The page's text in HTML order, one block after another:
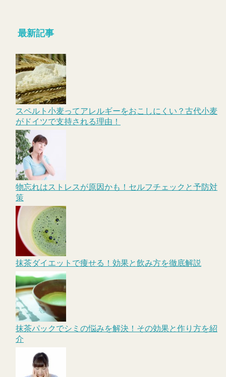
最新記事
スペルト小麦ってアレルギーをおこしにくい？古代小麦
がドイツで支持される理由！
物忘れはストレスが原因かも！セルフチェックと予防対
策
抹茶ダイエットで痩せる！効果と飲み方を徹底解説
抹茶パックでシミの悩みを解決！その効果と作り方を紹
介